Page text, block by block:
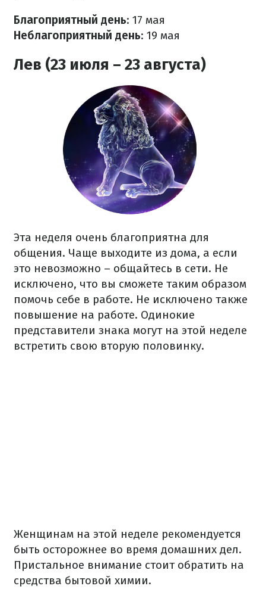
Благоприятный день: 17 мая
Неблагоприятный день: 19 мая
Лев (23 июля – 23 августа)
Эта неделя очень благоприятна для
общения. Чаще выходите из дома, а если
это невозможно – общайтесь в сети. Не
исключено, что вы сможете таким образом
помочь себе в работе. Не исключено также
повышение на работе. Одинокие
представители знака могут на этой неделе
встретить свою вторую половинку.
Женщинам на этой неделе рекомендуется
быть осторожнее во время домашних дел.
Пристальное внимание стоит обратить на
средства бытовой химии.